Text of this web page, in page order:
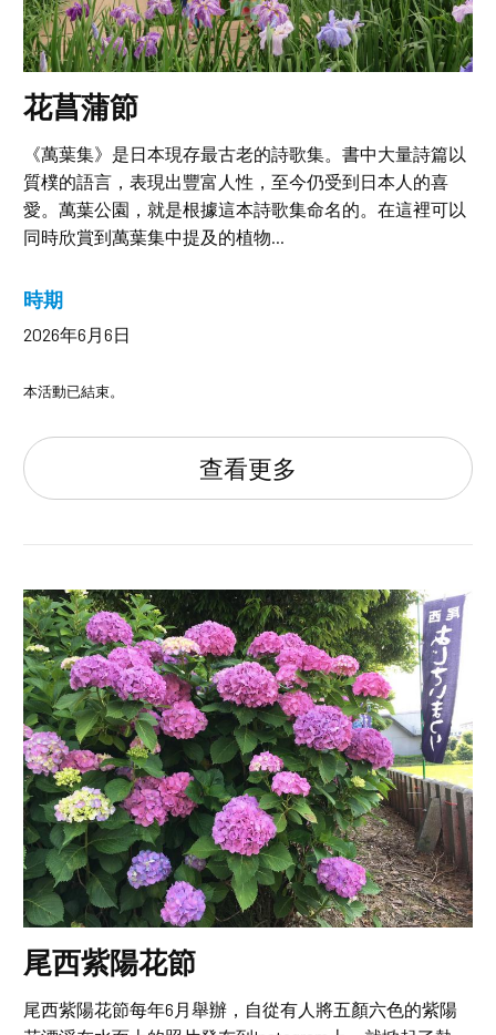
花菖蒲節
《萬葉集》是日本現存最古老的詩歌集。書中大量詩篇以
質樸的語言，表現出豐富人性，至今仍受到日本人的喜
愛。萬葉公園，就是根據這本詩歌集命名的。在這裡可以
同時欣賞到萬葉集中提及的植物...
時期
2026年6月6日
本活動已結束。
查看更多
尾西紫陽花節
尾西紫陽花節每年6月舉辦，自從有人將五顏六色的紫陽